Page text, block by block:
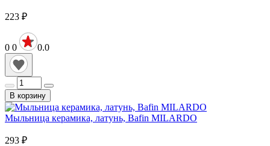
223 ₽
0 0 0.0
В корзину
Мыльница керамика, латунь, Bafin MILARDO
293 ₽